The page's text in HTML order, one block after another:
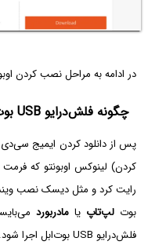
در ادامه به مراحل نصب کردن
چگونه فلش‌درایو USB بوت‌ابل برای نصب Ubuntu بسازیم؟
پس از دانلود کردن ایمیج
کردن) لینوکس اوبونتو که
رایت کرد و مثل دیسک نصب
بوت لپ‌تاپ یا مادربورد
فلش‌درایو USB بوت‌ابل اجرا شود. در این مورد قبلاً مقاله‌ای منتشر کردیم: